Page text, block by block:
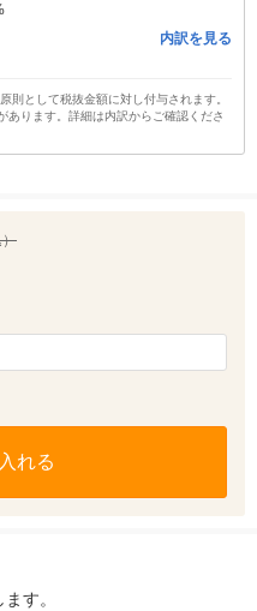
内訳を見る
則として税抜金額に対し付与されます。
あります。詳細は内訳からご確認くださ
れる
す。